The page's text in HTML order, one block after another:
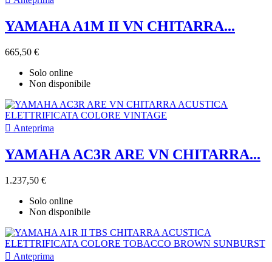
YAMAHA A1M II VN CHITARRA...
665,50 €
Solo online
Non disponibile
 Anteprima
YAMAHA AC3R ARE VN CHITARRA...
1.237,50 €
Solo online
Non disponibile
 Anteprima